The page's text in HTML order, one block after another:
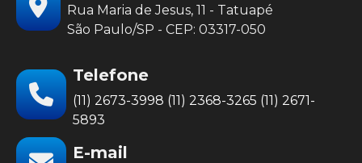
Rua Maria de Jesus, 11 - Tatuapé
São Paulo/SP - CEP: 03317-050
Telefone
(11) 2673-3998 (11) 2368-3265 (11) 2671-
5893
E-mail